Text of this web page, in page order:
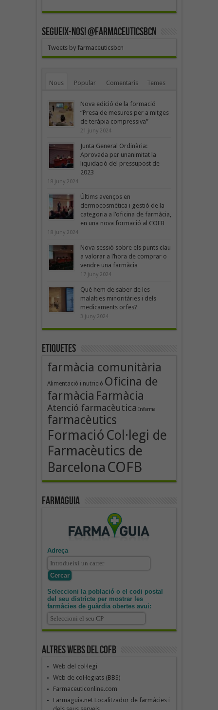
SEGUEIX-NOS! @farmaceuticsbcn
Tweets by farmaceuticsbcn
Nous Popular Comentaris Temes
Nova edició de la formació
“Presa de mesures per a mitges
de teràpia compressiva”
21 juny 2024
Junta General Ordinària:
Aprovada per unanimitat la
liquidació del pressupost de
2023
18 juny 2024
Últims avenços en
dermocosmètica i gestió de la
categoria a l’oficina de farmàcia,
en una nova formació al COFB
18 juny 2024
Nova sessió sobre els punts clau
a valorar a l’hora de comprar o
vendre una farmàcia
17 juny 2024
Què hem de saber de les
malalties minoritàries i dels
medicaments orfes?
3 juny 2024
Etiquetes
farmàcia comunitària
Alimentació i nutrició Oficina de
farmàcia Farmàcia
Atenció farmacèutica Infarma
farmacèutics
Formació Col·legi de
Farmacèutics de
Barcelona COFB
Farmaguia
Adreça
Seleccioni la població o el codi postal
del seu districte per mostrar les
farmàcies de guàrdia obertes avui:
Altres webs del COFB
Web del col·legi
Web de col·legiats (BBS)
Farmaceuticonline.com
Farmaguia.net Localitzador de farmàcies i